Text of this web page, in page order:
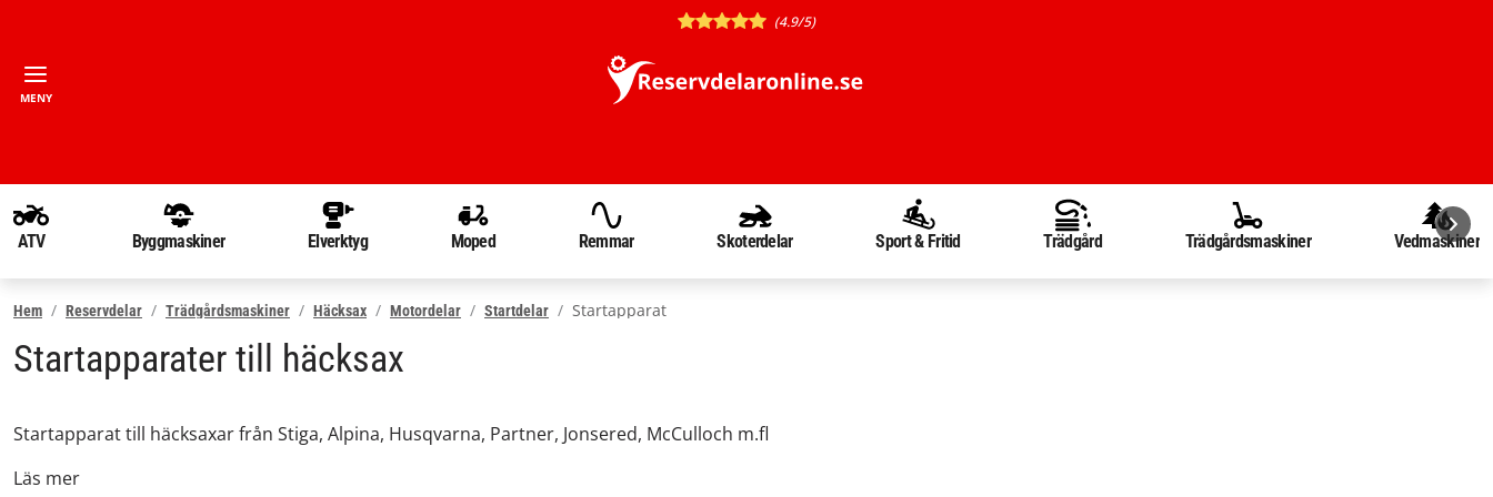
(4.9/5)
MENY
ATV Byggmaskiner Elverktyg Moped Remmar Skoterdelar Sport & Fritid Trädgård Trädgårdsmaskiner Vedmaskiner
Hem Reservdelar Trädgårdsmaskiner Häcksax Motordelar Startdelar Startapparat
Startapparater till häcksax
Startapparat till häcksaxar från Stiga, Alpina, Husqvarna, Partner, Jonsered, McCulloch m.fl
Läs mer